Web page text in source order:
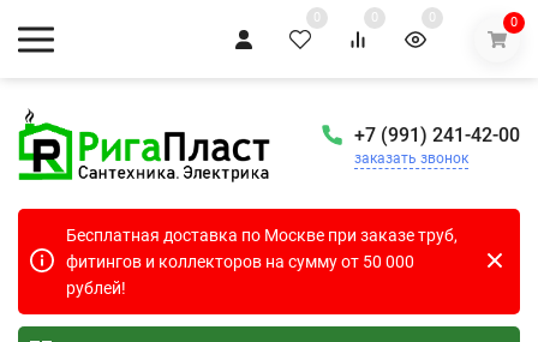
0 0 0 0
+7 (991) 241-42-00
заказать звонок
Бесплатная доставка по Москве при заказе труб,
фитингов и коллекторов на сумму от 50 000
рублей!